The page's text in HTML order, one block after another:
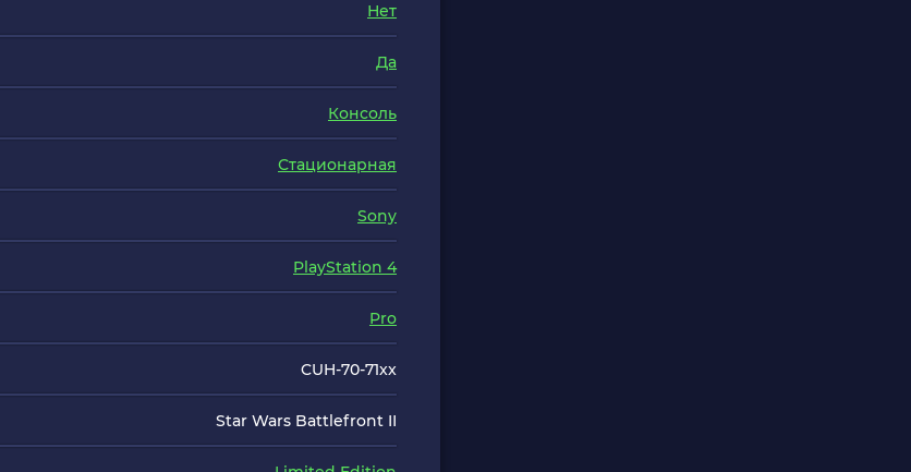
Нет
Да
Консоль
Стационарная
Sony
PlayStation 4
Pro
CUH-70-71xx
Star Wars Battlefront II